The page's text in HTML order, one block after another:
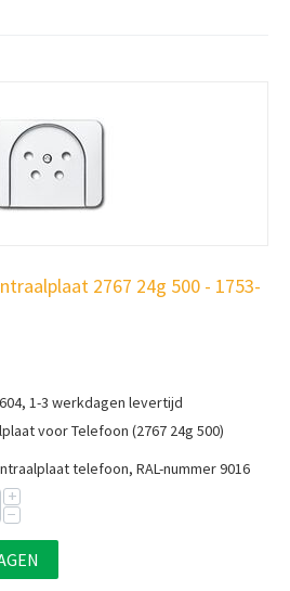
2767 24g 500 - 1753-
1-3 werkdagen levertijd
voor Telefoon (2767 24g 500)
telefoon, RAL-nummer 9016
+
−